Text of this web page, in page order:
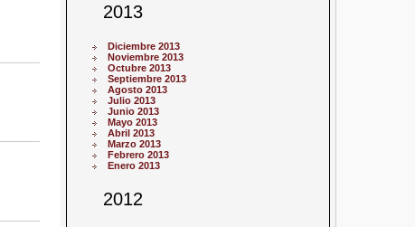
2013
Diciembre 2013
Noviembre 2013
Octubre 2013
Septiembre 2013
Agosto 2013
Julio 2013
Junio 2013
Mayo 2013
Abril 2013
Marzo 2013
Febrero 2013
Enero 2013
2012